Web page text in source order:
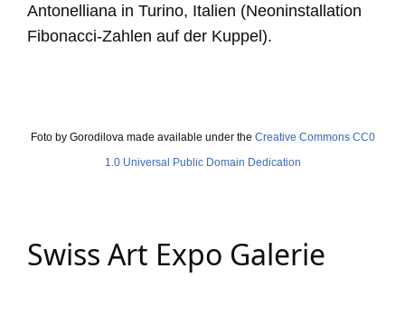
Antonelliana in Turino, Italien (Neoninstallation
Fibonacci-Zahlen auf der Kuppel).
Foto by Gorodilova made available under the Creative Commons CC0
1.0 Universal Public Domain Dedication
Swiss Art Expo Galerie